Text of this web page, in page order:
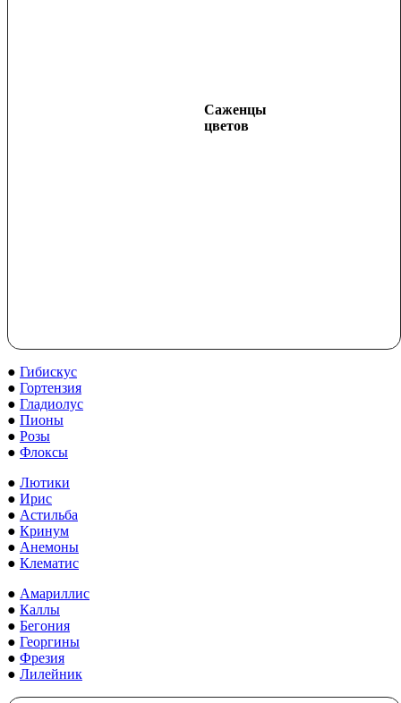
Саженцы
цветов
● Гибискус
● Гортензия
● Гладиолус
● Пионы
● Розы
● Флоксы
● Лютики
● Ирис
● Астильба
● Кринум
● Анемоны
● Клематис
● Амариллис
● Каллы
● Бегония
● Георгины
● Фрезия
● Лилейник